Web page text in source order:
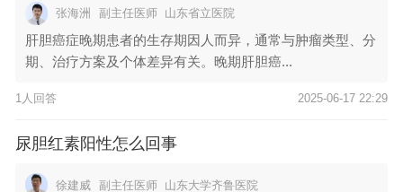
张海洲 副主任医师 山东省立医院
肝胆癌症晚期患者的生存期因人而异，通常与肿瘤类型、分
期、治疗方案及个体差异有关。晚期肝胆癌...
1人回答 2025-06-17 22:29
尿胆红素阳性怎么回事
徐建威 副主任医师 山东大学齐鲁医院